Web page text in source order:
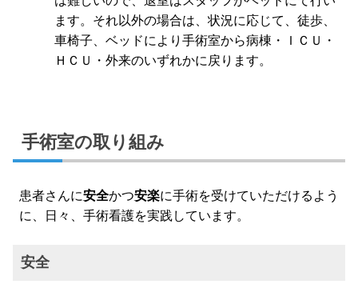
ます。それ以外の場合は、状況に応じて、徒歩、
車椅子、ベッドにより手術室から病棟・ＩＣＵ・
ＨＣＵ・外来のいずれかに戻ります。
手術室の取り組み
患者さんに安全かつ安楽に手術を受けていただけるよう
に、日々、手術看護を実践しています。
安全